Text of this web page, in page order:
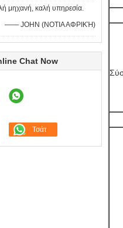
μηχανή, καλή υπηρεσία.
—— JOHN (ΝΟΤΙΑ ΑΦΡΙΚΉ)
Chat Now